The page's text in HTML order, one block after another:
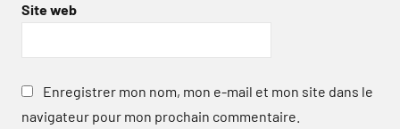
Site web
Enregistrer mon nom, mon e-mail et mon site dans le
navigateur pour mon prochain commentaire.